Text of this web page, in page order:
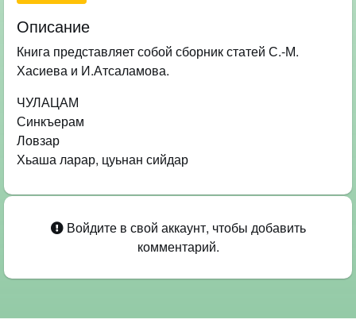
Описание
Книга представляет собой сборник статей С.-М.
Хасиева и И.Атсаламова.
ЧУЛАЦАМ
Синкъерам
Ловзар
Хьаша ларар, цуьнан сийдар
Войдите в свой аккаунт, чтобы добавить
комментарий.